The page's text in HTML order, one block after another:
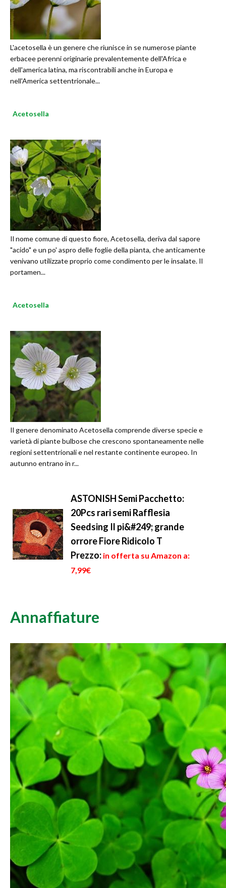
L'acetosella è un genere che riunisce in se numerose piante
erbacee perenni originarie prevalentemente dell'Africa e
dell'america latina, ma riscontrabili anche in Europa e
nell'America settentrionale...
Acetosella
Il nome comune di questo fiore, Acetosella, deriva dal sapore
"acido" e un po' aspro delle foglie della pianta, che anticamente
venivano utilizzate proprio come condimento per le insalate. Il
portamen...
Acetosella
Il genere denominato Acetosella comprende diverse specie e
varietà di piante bulbose che crescono spontaneamente nelle
regioni settentrionali e nel restante continente europeo. In
autunno entrano in r...
ASTONISH Semi Pacchetto:
20Pcs rari semi Rafflesia
Seedsing Il pi&#249; grande
orrore Fiore Ridicolo T
Prezzo: in offerta su Amazon a:
7,99€
Annaffiature